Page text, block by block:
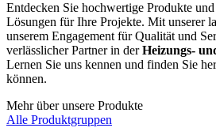
Entdecken Sie hochwertige Produkte
Lösungen für Ihre Projekte. Mit unserer
unserem Engagement für Qualität und
verlässlicher Partner in derHeizungs-
Lernen Sie uns kennen und finden Sie
können.
Mehr über unsere Produkte
Alle Produktgruppen